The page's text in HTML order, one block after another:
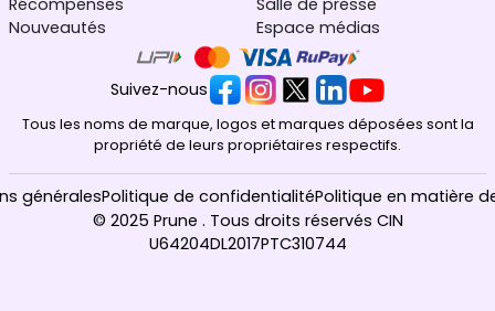
Récompenses
Nouveautés
Salle de presse
Espace médias
Suivez-nous
Tous les noms de marque, logos et marques déposées sont la
propriété de leurs propriétaires respectifs.
© 2025 Prune . Tous droits réservés CIN
U64204DL2017PTC310744
généralesPolitique de confidentialitéPolitique en matière